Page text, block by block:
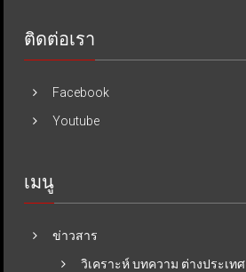
ติดต่อเรา
Facebook
Youtube
เมนู
ข่าวสาร
วิเคราะห์ บทความ ต่างประเทศ